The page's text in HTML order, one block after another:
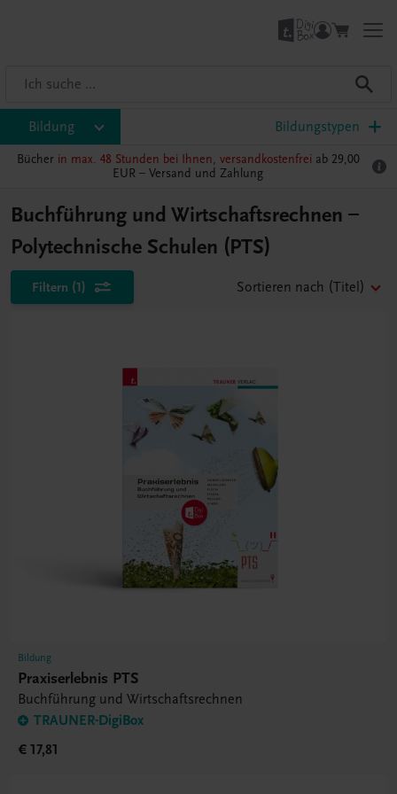
Bildung Bildungstypen
Bücher in max. 48 Stunden bei Ihnen, versandkostenfrei ab 29,00
EUR – Versand und Zahlung
Buchführung und Wirtschaftsrechnen –
Polytechnische Schulen (PTS)
Filtern (1) Sortieren nach (Titel)
Bildung
Praxiserlebnis PTS
Buchführung und Wirtschaftsrechnen
TRAUNER-DigiBox
€ 17,81